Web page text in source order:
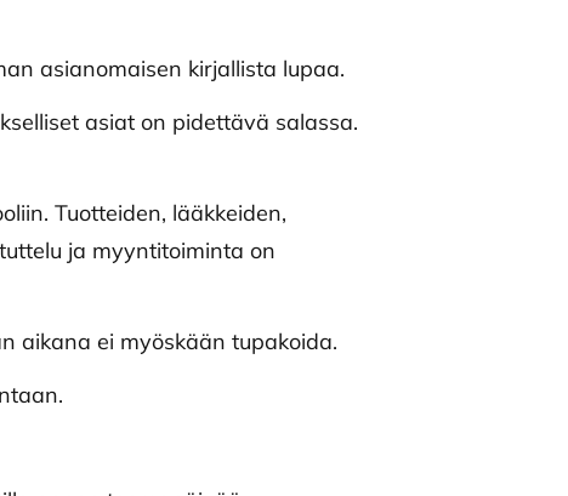
asianomaisen kirjallista lupaa.
asiat on pidettävä salassa.
Tuotteiden, lääkkeiden,
ja myyntitoiminta on
aikana ei myöskään tupakoida.